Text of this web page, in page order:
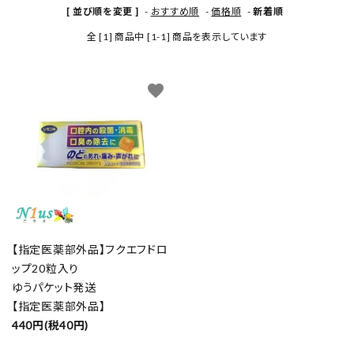
[ 並び順を変更 ] - おすすめ順 -価格順 -新着順
全 [1] 商品中 [1-1] 商品を表示しています
【指定医薬部外品】フクエフドロ
ップ20粒入り
ゆうパケット発送
【指定医薬部外品】
440円(税40円)
favorite